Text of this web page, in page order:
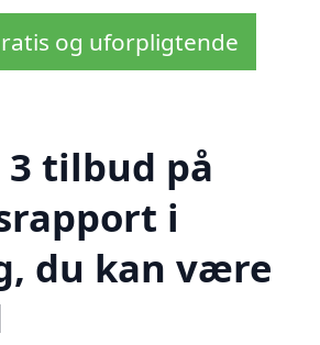
og uforpligtende
3 tilbud på
i
du kan være